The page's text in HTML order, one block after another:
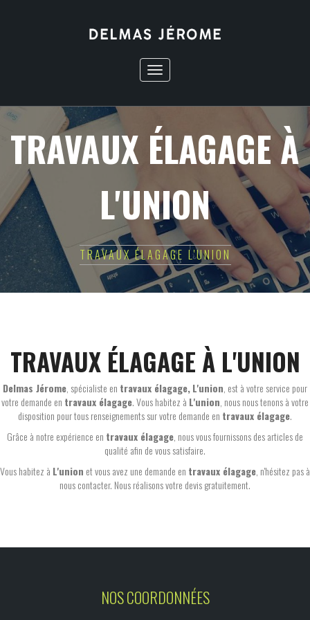
Toggle
navigation
TRAVAUX ÉLAGAGE À
L'UNION
TRAVAUX ÉLAGAGE L'UNION
TRAVAUX ÉLAGAGE À L'UNION
Delmas Jérome, spécialiste en travaux élagage,L'union, est à votre service pour
votre demande en travaux élagage. Vous habitez à L'union, nous nous tenons à votre
disposition pour tous renseignements sur votre demande en travaux élagage.
Grâce à notre expérience en travaux élagage, nous vous fournissons des articles de
qualité afin de vous satisfaire.
Vous habitez à L'union et vous avez une demande en travaux élagage, n'hésitez pas à
nous contacter. Nous réalisons votre devis gratuitement.
NOS COORDONNÉES